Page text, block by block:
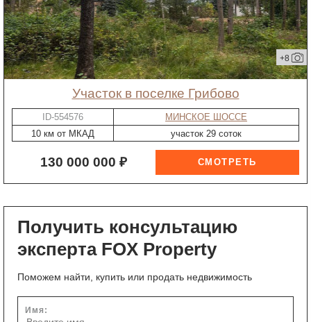
+8
участок в поселке Грибово
ID-554576
МИНСКОЕ ШОССЕ
10 км от МКАД
участок 29 соток
130 000 000 ₽
Получить консультацию
эксперта FOX Property
Поможем найти, купить или продать недвижимость
Имя: